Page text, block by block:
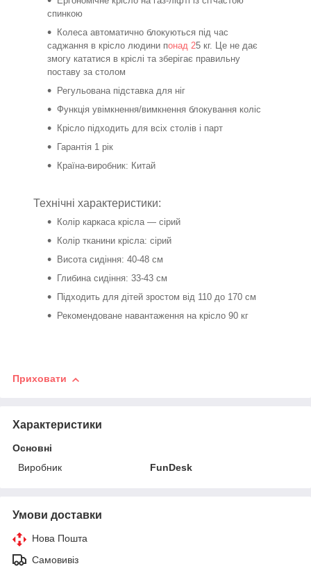
спинкою
Колеса автоматично блокуються під час
саджання в крісло людини понад 25 кг. Це не дає
змогу кататися в кріслі та зберігає правильну
поставу за столом
Регульована підставка для ніг
Функція увімкнення/вимкнення блокування коліс
Крісло підходить для всіх столів і парт
Гарантія 1 рік
Країна-виробник: Китай
Технічні характеристики:
Колір каркаса крісла — сірий
Колір тканини крісла: сірий
Висота сидіння: 40-48 см
Глибина сидіння: 33-43 см
Підходить для дітей зростом від 110 до 170 см
Рекомендоване навантаження на крісло 90 кг
Приховати
Характеристики
Основні
Виробник
FunDesk
Умови доставки
Нова Пошта
Самовивіз